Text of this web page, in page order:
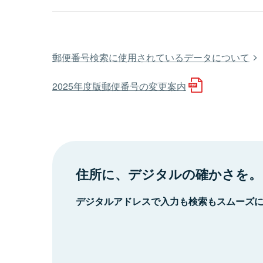
郵便番号検索に使用されているデータについて
2025年度版郵便番号の変更案内
住所に、デジタルの確かさを。
デジタルアドレスで入力も検索もスムーズ